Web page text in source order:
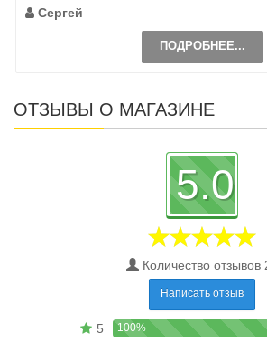
Сергей
ПОДРОБНЕЕ...
ОТЗЫВЫ О МАГАЗИНЕ
5.0
Количество отзывов
Написать отзыв
5 100%